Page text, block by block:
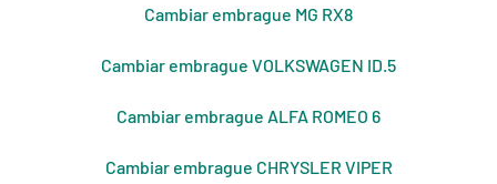
Cambiar embrague MG RX8
Cambiar embrague VOLKSWAGEN ID.5
Cambiar embrague ALFA ROMEO 6
Cambiar embrague CHRYSLER VIPER